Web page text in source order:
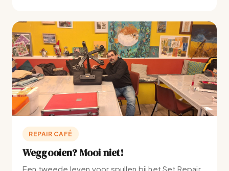
REPAIR CAFÉ
Weggooien? Mooi niet!
Een tweede leven voor spullen bij het Set Repair